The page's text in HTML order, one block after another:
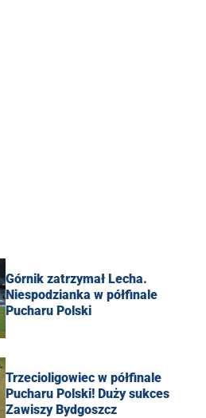
Górnik zatrzymał Lecha.
Niespodzianka w półfinale
Pucharu Polski
Trzecioligowiec w półfinale
Pucharu Polski! Duży sukces
Zawiszy Bydgoszcz